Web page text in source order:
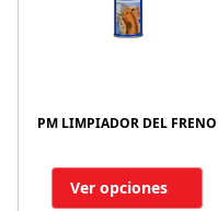
PM LIMPIADOR DEL FRENO
Ver opciones